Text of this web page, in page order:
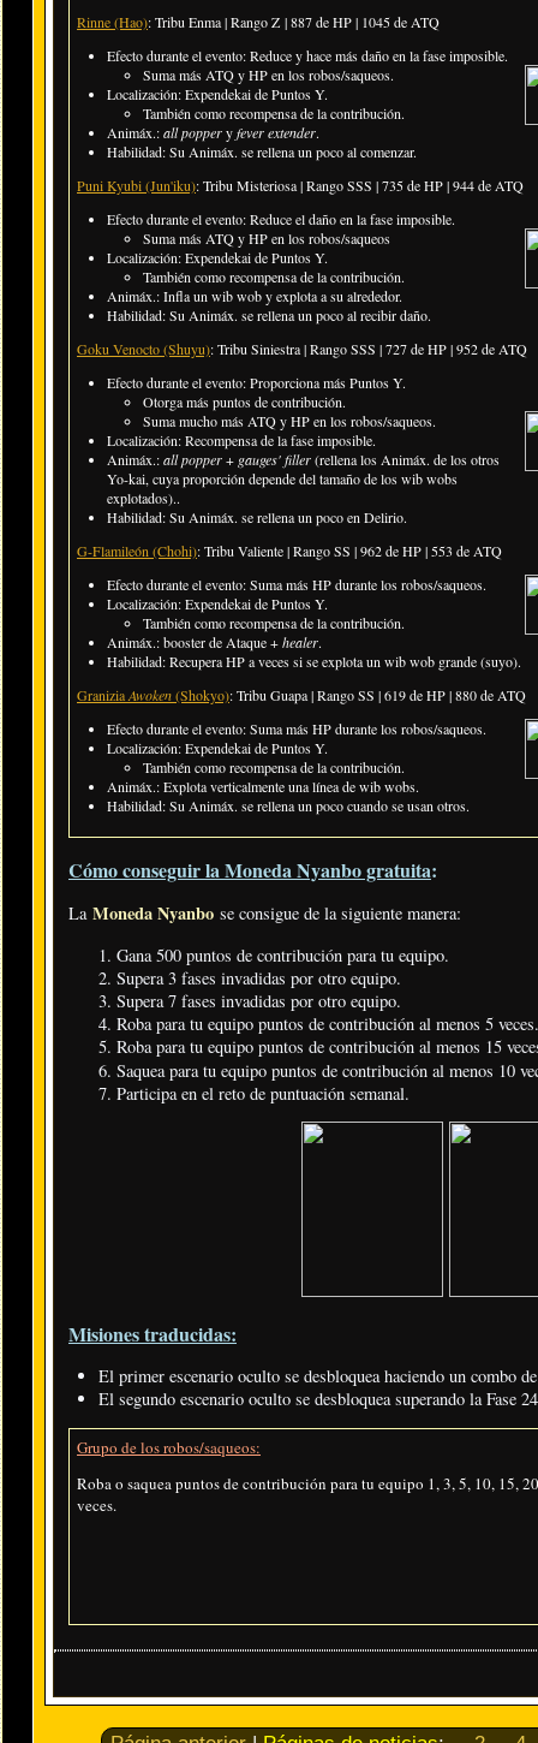
Rinne (Hao): Tribu Enma | Rango Z | 887 de HP | 1045 de ATQ
Efecto durante el evento: Reduce y hace más daño en la fase imposible.
​Suma más ATQ y HP en los robos/saqueos.
Localización: Expendekai de Puntos Y.
También como recompensa de la contribución.
Animáx.:all popperyfever extender.
Habilidad: Su Animáx. se rellena un poco al comenzar.
Puni Kyubi (Jun'iku): Tribu Misteriosa | Rango SSS | 735 de HP | 944 de ATQ
Efecto durante el evento: Reduce el daño en la fase imposible.
​Suma más ATQ y HP en los robos/saqueos
Localización: Expendekai de Puntos Y.
También como recompensa de la contribución.
Animáx.: Infla un wib wob y explota a su alrededor.
Habilidad: Su Animáx. se rellena un poco al recibir daño.
Goku Venocto (Shuyu): Tribu Siniestra | Rango SSS | 727 de HP | 952 de ATQ
Efecto durante el evento: Proporciona más Puntos Y.
​Otorga más puntos de contribución.
Suma mucho más ATQ y HP en los robos/saqueos.
Localización: Recompensa de la fase imposible.
Animáx.:all popper+ gauges' filler(rellena los Animáx. de los otros
Yo-kai, cuya proporción depende del tamaño de los wib wobs
explotados)..
Habilidad: Su Animáx. se rellena un poco en Delirio.
G-Flamileón (Chohi): Tribu Valiente | Rango SS | 962 de HP | 553 de ATQ
Efecto durante el evento: Suma más HP durante los robos/saqueos.
Localización: Expendekai de Puntos Y.
También como recompensa de la contribución.
Animáx.: booster de Ataque +healer.
Habilidad: Recupera HP a veces si se explota un wib wob grande (suyo).
GraniziaAwoken(Shokyo): Tribu Guapa | Rango SS | 619 de HP | 880 de ATQ
Efecto durante el evento: Suma más HP durante los robos/saqueos.
Localización: Expendekai de Puntos Y.
También como recompensa de la contribución.
Animáx.: Explota verticalmente una línea de wib wobs.
Habilidad: Su Animáx. se rellena un poco cuando se usan otros.
Cómo conseguir la Moneda Nyanbo gratuita:
La Moneda Nyanbo se consigue de la siguiente manera:
Gana 500 puntos de contribución para tu equipo.
Supera 3 fases invadidas por otro equipo.
Supera 7 fases invadidas por otro equipo.
Roba para tu equipo puntos de contribución al menos 5 veces.
Roba para tu equipo puntos de contribución al menos 15
Saquea para tu equipo puntos de contribución al menos 10
Participa en el reto de puntuación semanal.
Misiones traducidas:
El primer escenario oculto se desbloquea haciendo un combo
El segundo escenario oculto se desbloquea superando la Fase
Grupo de los robos/saqueos:
Roba o saquea puntos de contribución para tu equipo 1, 3, 5, 10, 15,
veces.